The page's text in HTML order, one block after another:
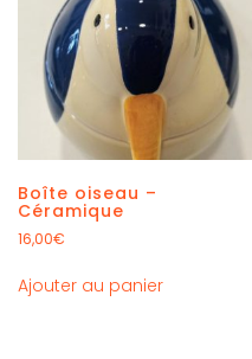
Boîte oiseau –
Céramique
16,00€
Ajouter au panier